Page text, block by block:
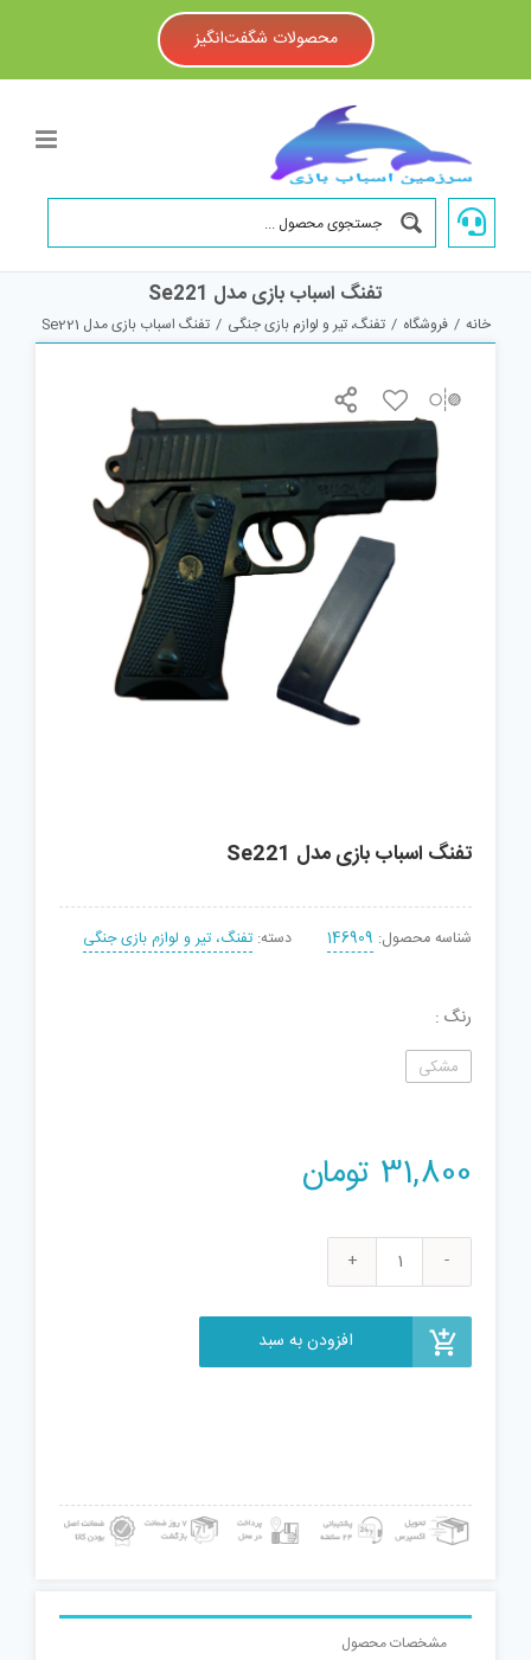
محصولات شگفت‌انگیز
تفنگ اسباب بازی مدل Se221
خانه / فروشگاه / تفنگ، تیر و لوازم بازی جنگی / تفنگ اسباب بازی مدل Se221
تفنگ اسباب بازی مدل Se221
شناسه محصول: 146909 دسته: تفنگ، تیر و لوازم بازی جنگی
رنگ
مشکی
31,800 تومان
تفنگ
افزودن به سبد
مشخصات محصول